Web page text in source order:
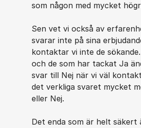
som någon med mycket
Sen vet vi också av
svarar inte på sina
kontaktar vi inte de
och de som har tackat Ja
svar till Nej när vi väl
det verkliga svaret mycket
eller Nej.
Det enda som är helt säkert